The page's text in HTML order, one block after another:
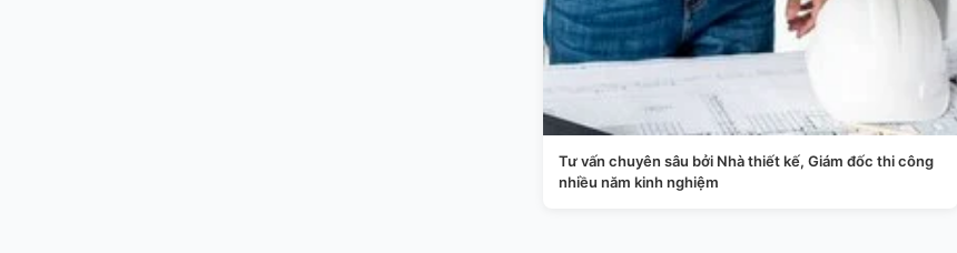
Tư vấn chuyên sâu bởi Nhà thiết kế, Giám đốc thi công
nhiều năm kinh nghiệm